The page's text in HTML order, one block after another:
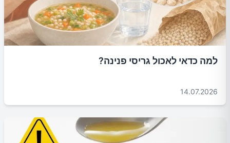
למה כדאי לאכול גריסי פנינה?
14.07.2026